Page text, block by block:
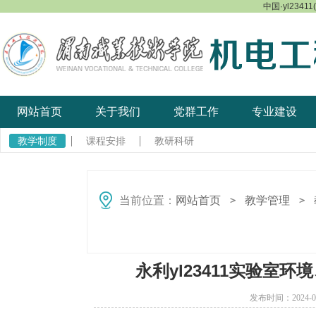
中国
网站首页 关于我们 党群工作 专业建设
教学制度 课程安排 教研科研
当前位置： 网站首页 ＞ 教学管理 ＞
永利yl23411实验室环
发布时间：